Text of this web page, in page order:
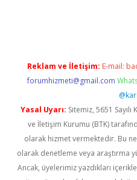
Reklam ve İletişim: E-mail:
forumhizmeti@gmail.com
Yasal Uyarı: Sitemiz, 5651
ve İletişim Kurumu (BTK)
olarak hizmet vermektedir. Bu
olarak denetleme veya araştırma
Ancak, üyelerimiz yazdıkları